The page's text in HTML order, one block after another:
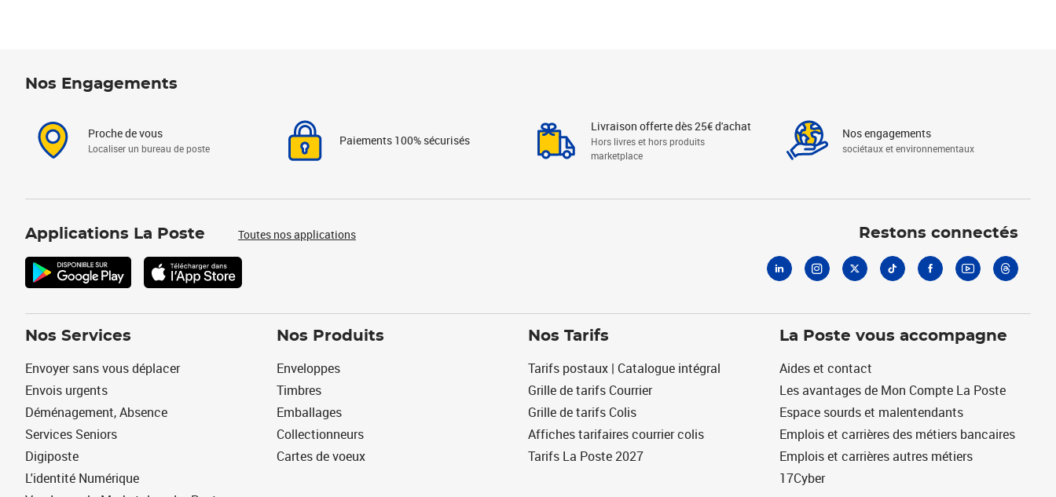
Nos Engagements
Proche de vous
Localiser un bureau de poste
Paiements 100% sécurisés
Livraison offerte dès 25€ d'achat
Hors livres et hors produits
marketplace
Nos engagements
sociétaux et environnementaux
Applications La Poste Toutes nos applications Restons connectés
Nos Services
Envoyer sans vous déplacer
Envois urgents
Déménagement, Absence
Services Seniors
Digiposte
L'identité Numérique
Nos Produits
Enveloppes
Timbres
Emballages
Collectionneurs
Cartes de voeux
Nos Tarifs
Tarifs postaux | Catalogue intégral
Grille de tarifs Courrier
Grille de tarifs Colis
Affiches tarifaires courrier colis
Tarifs La Poste 2027
La Poste vous accompagne
Aides et contact
Les avantages de Mon Compte La Poste
Espace sourds et malentendants
Emplois et carrières des métiers bancaires
Emplois et carrières autres métiers
17Cyber